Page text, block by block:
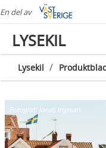
En del av
LYSEKIL
Lysekil /
Fotograf: Jonas Ingman